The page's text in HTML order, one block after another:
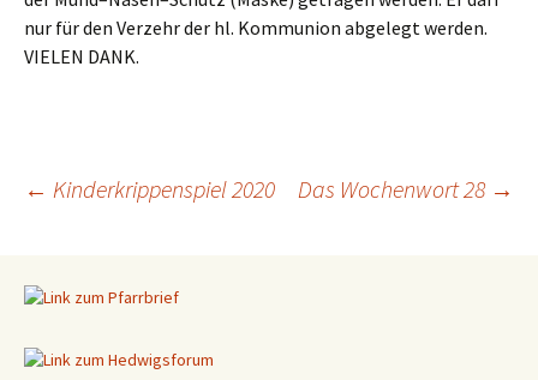
nur für den Verzehr der hl. Kommunion abgelegt werden.
VIELEN DANK.
← Kinderkrippenspiel 2020 Das Wochenwort 28 →